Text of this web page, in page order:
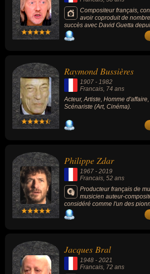
Compositeur français,
avoir coproduit de
succès avec David Guetta
2000 comme « Love is Gone »
des Black Eyed Peas « I gotta
Raymond Bussières
1907 - 1982
Francais, 74 ans
Acteur, Artiste, Homme
Scénariste (Art, Cinéma).
Philippe Zdar
1967 - 2019
Francais , 52 ans
Producteur français de
musicien auteur-
considéré comme l'un des
French touch, il est connu pour
membre des groupes Cassius
était le propriétaire et fondateur
Bass Studio à Paris.
Jacques Bral
1948 - 2021
Francais, 72 ans